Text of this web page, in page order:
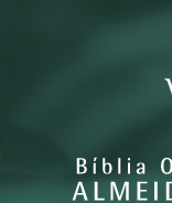
BÍBLIA
Revisada e atualizada